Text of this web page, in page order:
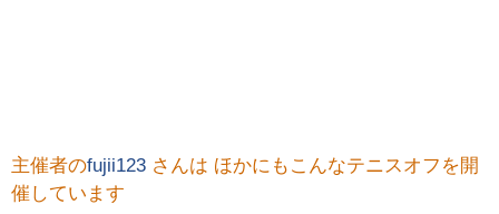
主催者のfujii123 さんは ほかにもこんなテニスオフを開
催しています